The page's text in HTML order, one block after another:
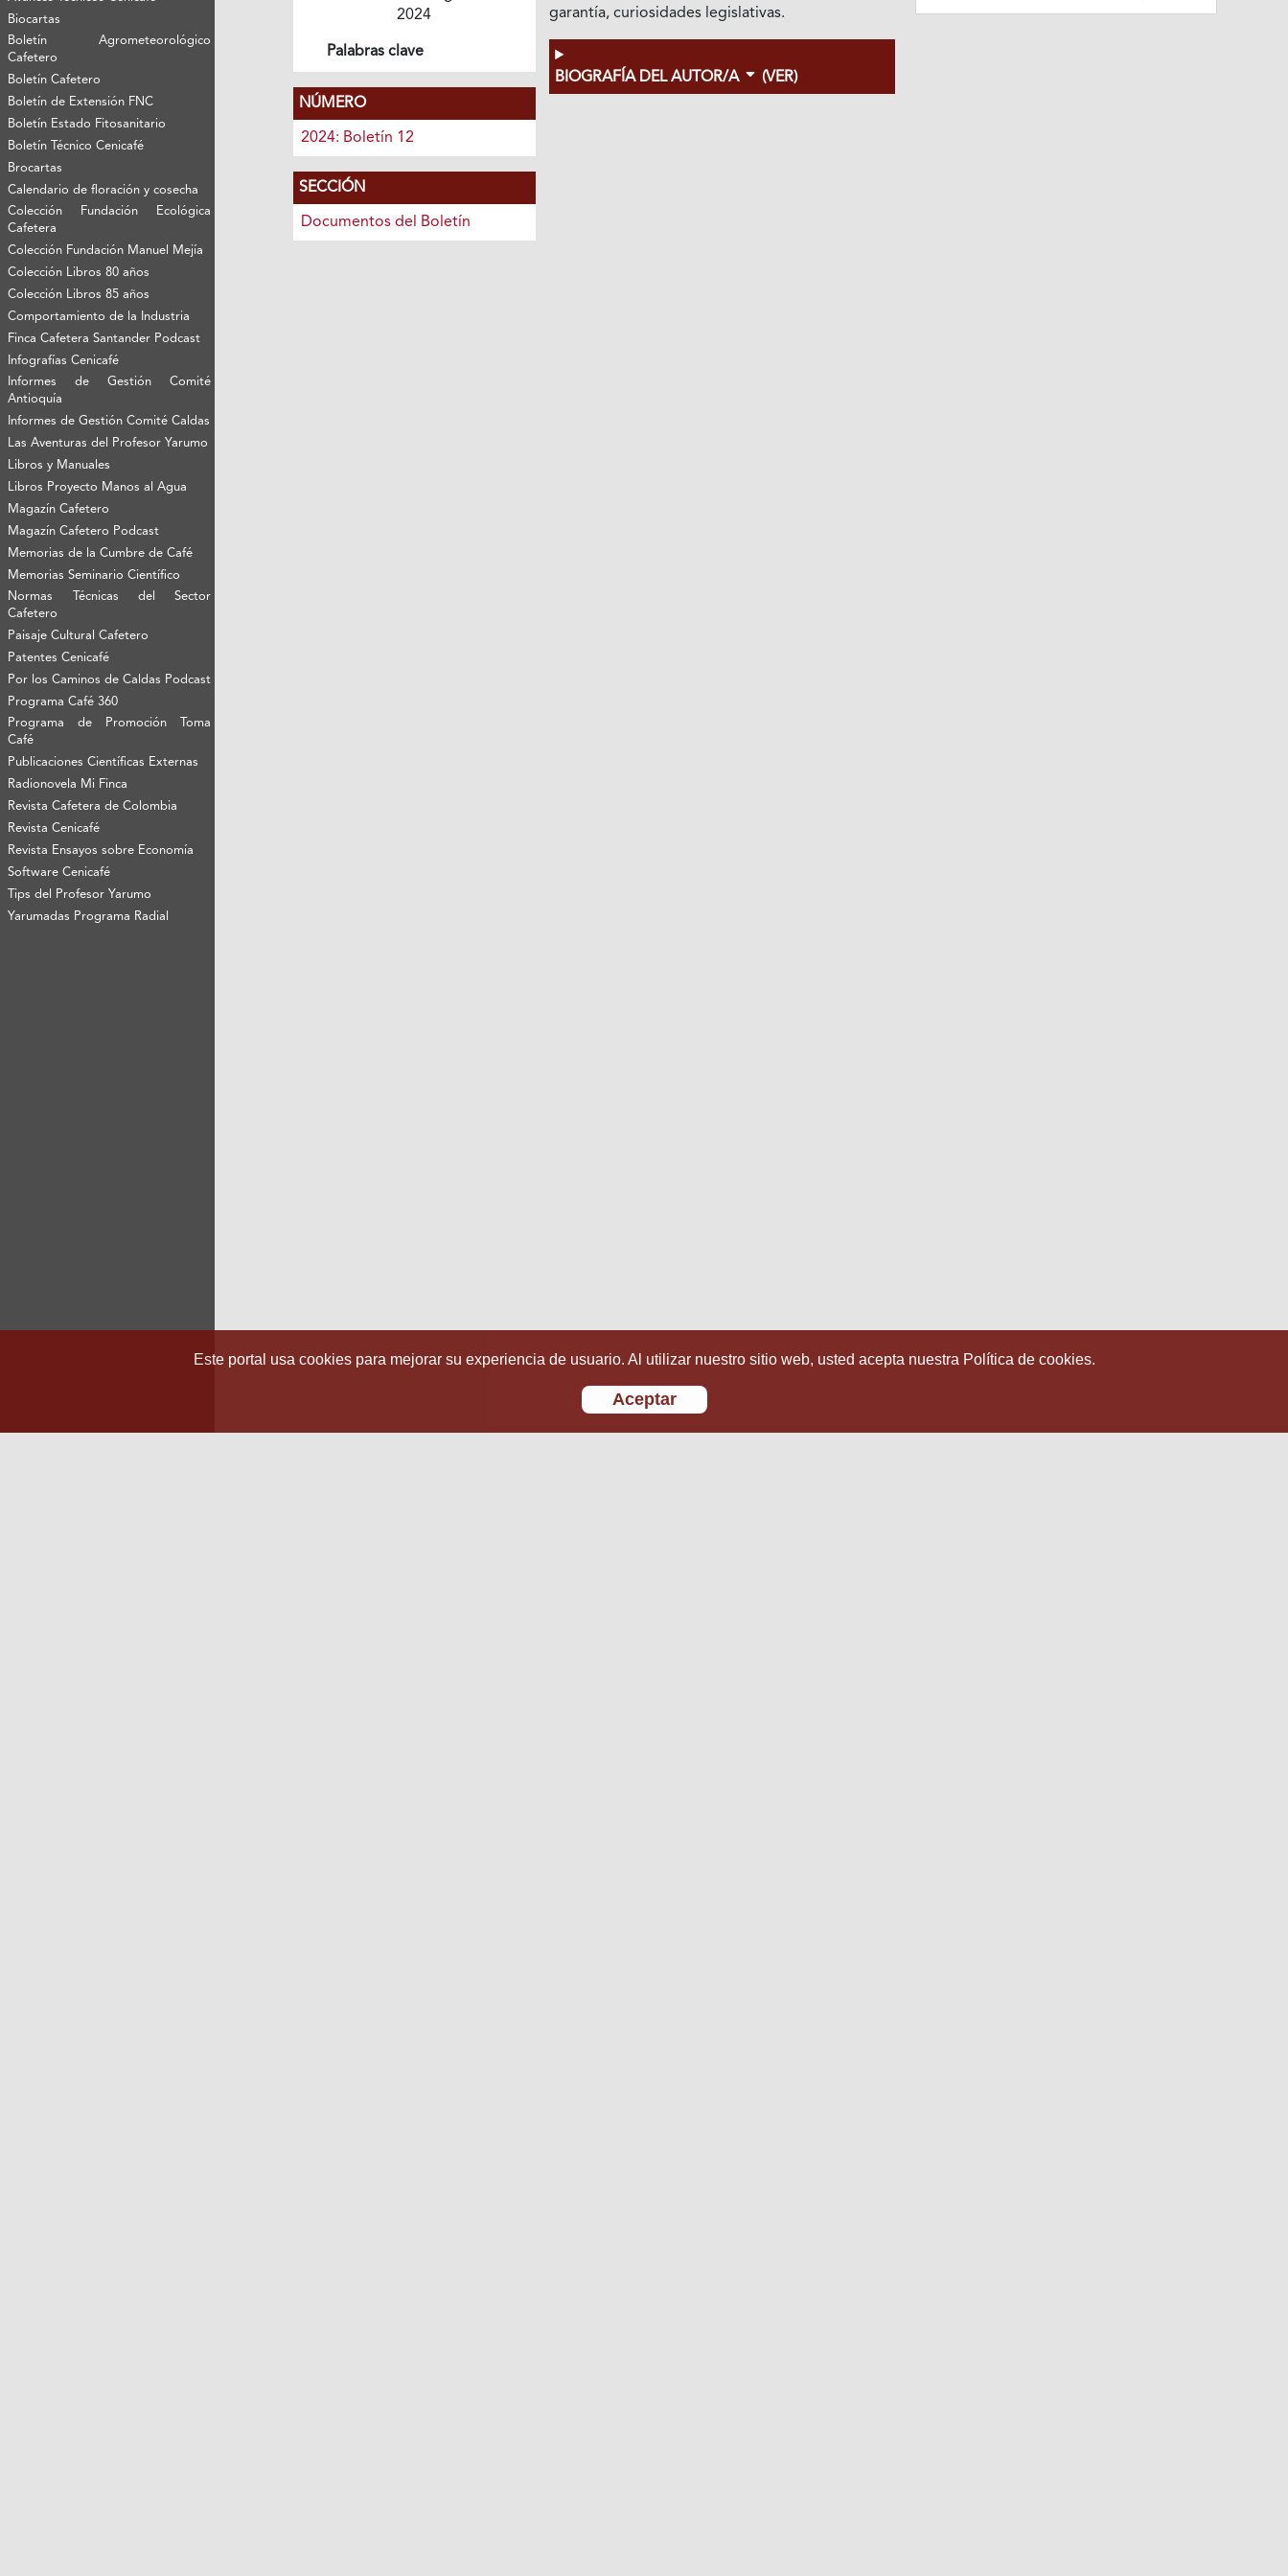
Biocartas
Boletín Agrometeorológico
Cafetero
Boletín Cafetero
Boletín de Extensión FNC
Boletín Estado Fitosanitario
Boletín Técnico Cenicafé
Brocartas
Calendario de floración y cosecha
Colección Fundación Ecológica
Cafetera
Colección Fundación Manuel Mejía
Colección Libros 80 años
Colección Libros 85 años
Comportamiento de la Industria
Finca Cafetera Santander Podcast
Infografías Cenicafé
Informes de Gestión Comité
Antioquía
Informes de Gestión Comité Caldas
Las Aventuras del Profesor Yarumo
Libros y Manuales
Libros Proyecto Manos al Agua
Magazín Cafetero
Magazín Cafetero Podcast
Memorias de la Cumbre de Café
Memorias Seminario Científico
Normas Técnicas del Sector
Cafetero
Paisaje Cultural Cafetero
Patentes Cenicafé
Por los Caminos de Caldas Podcast
Programa Café 360
Programa de Promoción Toma
Café
Publicaciones Científicas Externas
Radionovela Mi Finca
Revista Cafetera de Colombia
Revista Cenicafé
Revista Ensayos sobre Economía
Software Cenicafé
Tips del Profesor Yarumo
Yarumadas Programa Radial
2024
Palabras clave
NÚMERO
2024: Boletín 12
SECCIÓN
Documentos del Boletín
garantía, curiosidades legislativas.
BIOGRAFÍA DEL AUTOR/A (VER)
Este portal usa cookies para mejorar su experiencia de usuario. Al utilizar nuestro sitio web, usted acepta nuestra Política de cookies.
Aceptar